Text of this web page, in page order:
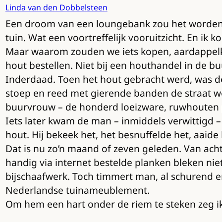
Linda van den Dobbelsteen
Een droom van een loungebank zou het
tuin. Wat een voortreffelijk vooruitzicht. En ik
Maar waarom zouden we iets kopen,
hout bestellen. Niet bij een houthandel in de
Inderdaad. Toen het hout gebracht werd, was
stoep en reed met gierende banden de straat
buurvrouw – de honderd loeizware,
Iets later kwam de man – inmiddels verwittigd
hout. Hij bekeek het, het besnuffelde het,
Dat is nu zo’n maand of zeven geleden. Van
handig via internet bestelde planken bleken
bijschaafwerk. Toch timmert man, al schurend
Nederlandse tuinameublement.
Om hem een hart onder de riem te steken